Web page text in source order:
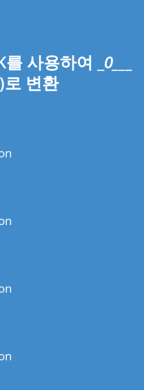
사용하여 _ 0___
변환